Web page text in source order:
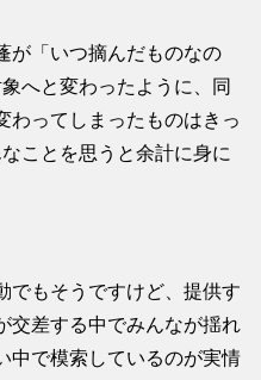
が「いつ摘んだものなの
へと変わったように、同
わってしまったものはきっ
ことを思うと余計に身に
でもそうですけど、提供す
交差する中でみんなが揺れ
中で模索しているのが実情